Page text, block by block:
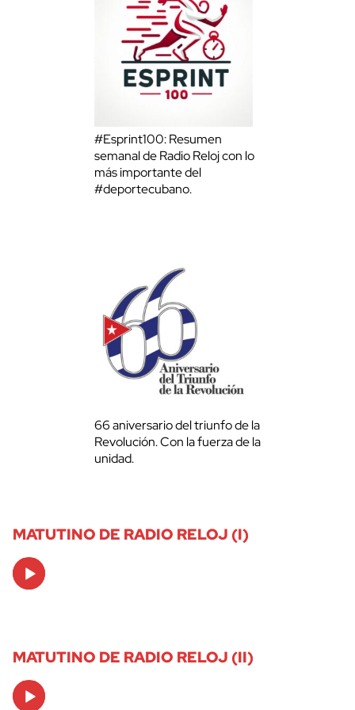
#Esprint100: Resumen
semanal de Radio Reloj con lo
más importante del
#deportecubano.
66 aniversario del triunfo de la
Revolución. Con la fuerza de la
unidad.
MATUTINO DE RADIO RELOJ (I)
Audio
Player
MATUTINO DE RADIO RELOJ (II)
Audio
Player